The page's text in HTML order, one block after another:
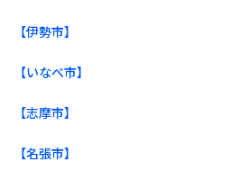
【伊勢市】
【いなべ市】
【志摩市】
【名張市】